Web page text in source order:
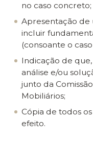
no caso concreto;
Apresentação de
incluir
(consoante o
Indicação de
análise e/ou
junto da
Mobiliários;
Cópia de todos
efeito.